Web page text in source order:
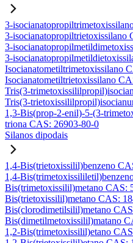
3-
3-isocianatopropiltrietoxissilano
3-
3-
Isocianatometiltrimetoxissilano
Isocianatometiltrietoxissilano
Tris(3-
Tris(3-
1,3-Bis(prop-2-enil)-5-(3-
triona CAS: 26903-80-0
Silanos dipodais
1,4-Bis(trietoxissilil)benzeno
1,4-
Bis(trimetoxissilil)metano CAS:
Bis(trietoxissilil)metano CAS:
Bis(clorodimetilsilil)metano
Bis(dimetilmetoxissilil)matano
1,2-Bis(trimetoxissilil)etano